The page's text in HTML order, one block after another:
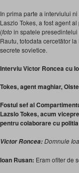
In prima parte a interviului
Laszlo Tokes, a fost agent
(fotoin spatele
Rautu, totodata cercetător
secrete sovietice.
Interviu Victor Roncea cu
Tokes, agent maghiar,
Fostul sef al
Lazslo Tokes, acum
pentru colaborare cu
Victor Roncea:Domnule
Ioan Rusan: Eram ofiter de